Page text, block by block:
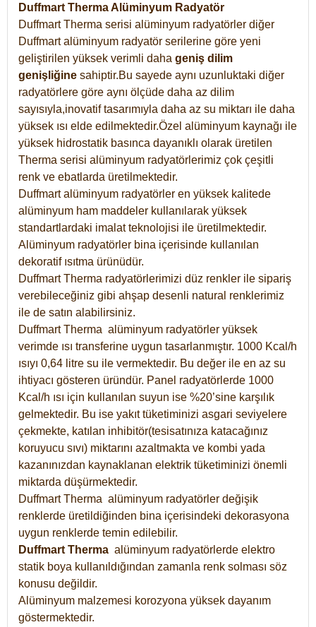
Duffmart Therma Alüminyum Radyatör
Duffmart Therma serisi alüminyum radyatörler diğer
Duffmart alüminyum radyatör serilerine göre yeni
geliştirilen yüksek verimli daha geniş dilim
genişliğine sahiptir.Bu sayede aynı uzunluktaki diğer
radyatörlere göre aynı ölçüde daha az dilim
sayısıyla,inovatif tasarımıyla daha az su miktarı ile daha
yüksek ısı elde edilmektedir.Özel alüminyum kaynağı ile
yüksek hidrostatik basınca dayanıklı olarak üretilen
Therma serisi alüminyum radyatörlerimiz çok çeşitli
renk ve ebatlarda üretilmektedir.
Duffmart alüminyum radyatörler en yüksek kalitede
alüminyum ham maddeler kullanılarak yüksek
standartlardaki imalat teknolojisi ile üretilmektedir.
Alüminyum radyatörler bina içerisinde kullanılan
dekoratif ısıtma ürünüdür.
Duffmart Therma radyatörlerimizi düz renkler ile sipariş
verebileceğiniz gibi ahşap desenli natural renklerimiz
ile de satın alabilirsiniz.
Duffmart Therma alüminyum radyatörler yüksek
verimde ısı transferine uygun tasarlanmıştır. 1000 Kcal/h
ısıyı 0,64 litre su ile vermektedir. Bu değer ile en az su
ihtiyacı gösteren üründür. Panel radyatörlerde 1000
Kcal/h ısı için kullanılan suyun ise %20’sine karşılık
gelmektedir. Bu ise yakıt tüketiminizi asgari seviyelere
çekmekte, katılan inhibitör(tesisatınıza katacağınız
koruyucu sıvı) miktarını azaltmakta ve kombi yada
kazanınızdan kaynaklanan elektrik tüketiminizi önemli
miktarda düşürmektedir.
Duffmart Therma alüminyum radyatörler değişik
renklerde üretildiğinden bina içerisindeki dekorasyona
uygun renklerde temin edilebilir.
Duffmart Therma alüminyum radyatörlerde elektro
statik boya kullanıldığından zamanla renk solması söz
konusu değildir.
Alüminyum malzemesi korozyona yüksek dayanım
göstermektedir.